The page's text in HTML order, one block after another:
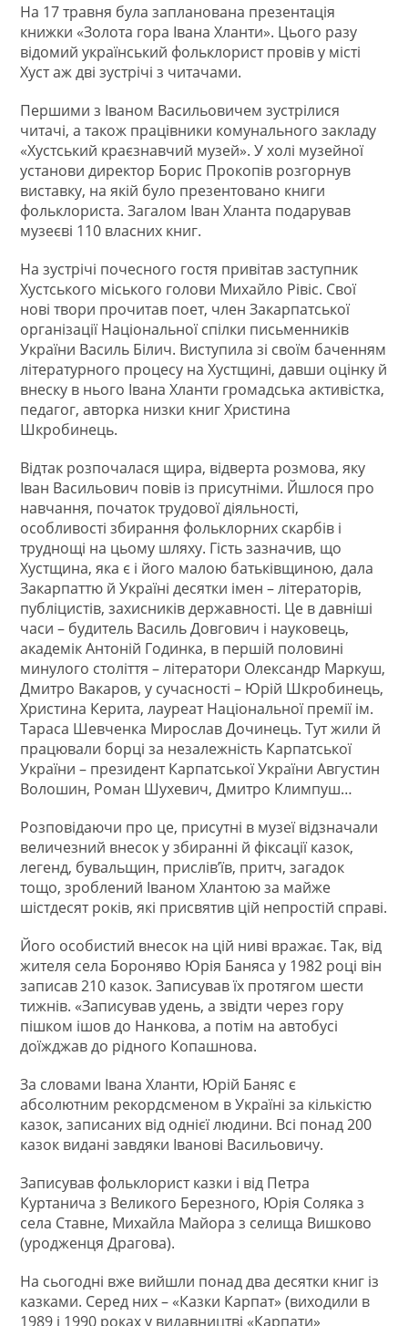
На 17 травня була запланована презентація
книжки «Золота гора Івана Хланти». Цього разу
відомий український фольклорист провів у місті
Хуст аж дві зустрічі з читачами.
Першими з Іваном Васильовичем зустрілися
читачі, а також працівники комунального закладу
«Хустський краєзнавчий музей». У холі музейної
установи директор Борис Прокопів розгорнув
виставку, на якій було презентовано книги
фольклориста. Загалом Іван Хланта подарував
музеєві 110 власних книг.
На зустрічі почесного гостя привітав заступник
Хустського міського голови Михайло Рівіс. Свої
нові твори прочитав поет, член Закарпатської
організації Національної спілки письменників
України Василь Білич. Виступила зі своїм баченням
літературного процесу на Хустщині, давши оцінку й
внеску в нього Івана Хланти громадська активістка,
педагог, авторка низки книг Христина
Шкробинець.
Відтак розпочалася щира, відверта розмова, яку
Іван Васильович повів із присутніми. Йшлося про
навчання, початок трудової діяльності,
особливості збирання фольклорних скарбів і
труднощі на цьому шляху. Гість зазначив, що
Хустщина, яка є і його малою батьківщиною, дала
Закарпаттю й Україні десятки імен – літераторів,
публіцистів, захисників державності. Це в давніші
часи – будитель Василь Довгович і науковець,
академік Антоній Годинка, в першій половині
минулого століття – літератори Олександр Маркуш,
Дмитро Вакаров, у сучасності – Юрій Шкробинець,
Христина Керита, лауреат Національної премії ім.
Тараса Шевченка Мирослав Дочинець. Тут жили й
працювали борці за незалежність Карпатської
України – президент Карпатської України Августин
Волошин, Роман Шухевич, Дмитро Климпуш…
Розповідаючи про це, присутні в музеї відзначали
величезний внесок у збиранні й фіксації казок,
легенд, бувальщин, прислівʼїв, притч, загадок
тощо, зроблений Іваном Хлантою за майже
шістдесят років, які присвятив цій непростій справі.
Його особистий внесок на цій ниві вражає. Так, від
жителя села Бороняво Юрія Баняса у 1982 році він
записав 210 казок. Записував їх протягом шести
тижнів. «Записував удень, а звідти через гору
пішком ішов до Нанкова, а потім на автобусі
доїжджав до рідного Копашнова.
За словами Івана Хланти, Юрій Баняс є
абсолютним рекордсменом в Україні за кількістю
казок, записаних від однієї людини. Всі понад 200
казок видані завдяки Іванові Васильовичу.
Записував фольклорист казки і від Петра
Куртанича з Великого Березного, Юрія Соляка з
села Ставне, Михайла Майора з селища Вишково
(уродженця Драгова).
На сьогодні вже вийшли понад два десятки книг із
казками. Серед них – «Казки Карпат» (виходили в
1989 і 1990 роках у видавництві «Карпати»